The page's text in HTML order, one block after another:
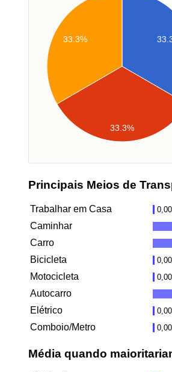
33.3%
33.3%
Principais Meios de
Trabalhar em Casa
Caminhar
Carro
Bicicleta
Motocicleta
Autocarro
Elétrico
Comboio/Metro
Média quando